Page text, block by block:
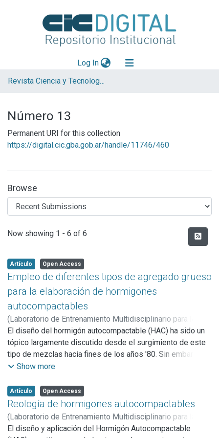
Log In(current)
Explorar
Aportar material
Statistics
Revista Ciencia y Tecnología del Hormigón
Número 13
Permanent URI for this collection
https://digital.cic.gba.gob.ar/handle/11746/460
Browse
Recent Submissions
Now showing 1 - 6 of 6
Artículo Open Access
Empleo de diferentes tipos de agregado grueso
para la elaboración de hormigones
autocompactables
(Laboratorio de Entrenamiento Multidisciplinario para la
Investigación Tecnológica (LEMIT),2006 )Tobes, Juan
Manuel;López, Anahí;Torrijos, María Celeste;Gamboa
Alurralde, Guillermina; Giaccio, Graciela Marta;Zerbino, Raúl
El diseño del hormigón autocompactable (HAC) ha sido un
tópico largamente discutido desde el surgimiento de este
tipo de mezclas hacia fines de los años '80. Sin embargo
muchos estudios restringen sus resultados a los
su adaptación de modo universal. Dada su extensión
geográfica, Argentina posee una amplia disponibilidad de
agregados para hormigones de diverso origen y
características. En este trabajo ée analizan los criterios de
Show more
Artículo Open Access
Reología de hormigones autocompactables
(Laboratorio de Entrenamiento Multidisciplinario para la
Investigación Tecnológica (LEMIT), 2006)Zerbino, Raúl
El diseño y aplicación del Hormigón Autocompactable